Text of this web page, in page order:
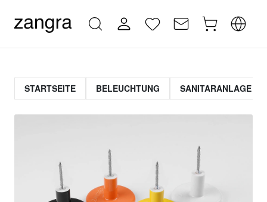
STARTSEITE BELEUCHTUNG SANITARANLAGE